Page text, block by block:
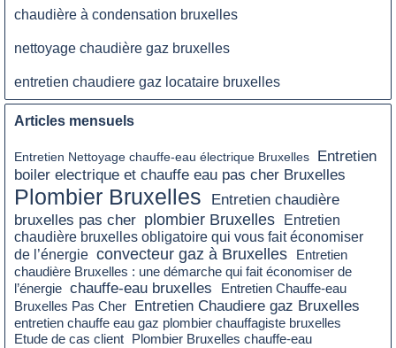
chaudière à condensation bruxelles
nettoyage chaudière gaz bruxelles
entretien chaudiere gaz locataire bruxelles
Articles mensuels
Entretien Nettoyage chauffe-eau électrique Bruxelles
Entretien
boiler electrique et chauffe eau pas cher Bruxelles
Plombier Bruxelles
Entretien chaudière
bruxelles pas cher plombier Bruxelles
Entretien
chaudière bruxelles obligatoire qui vous fait économiser
de l’énergie convecteur gaz à Bruxelles
Entretien
chaudière Bruxelles : une démarche qui fait économiser de
l’énergie chauffe-eau bruxelles
Entretien Chauffe-eau
Bruxelles Pas Cher
Entretien Chaudiere gaz Bruxelles
entretien chauffe eau gaz plombier chauffagiste bruxelles
Etude de cas client Plombier Bruxelles chauffe-eau